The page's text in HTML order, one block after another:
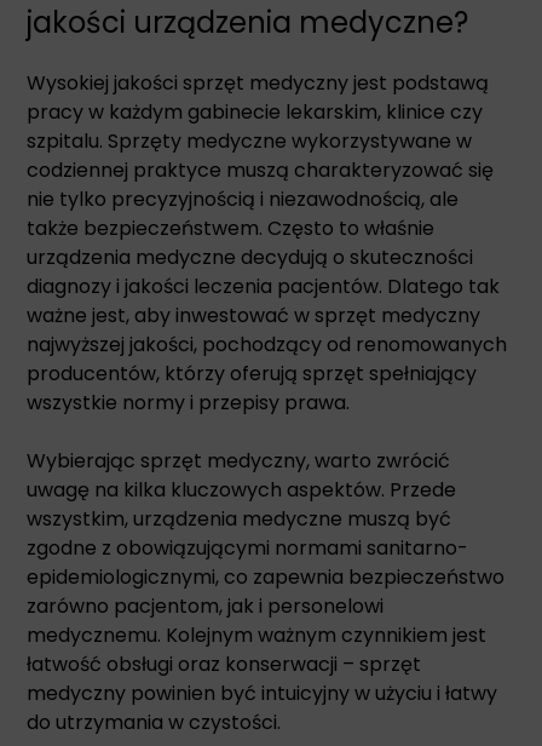
jakości urządzenia medyczne?
Wysokiej jakości sprzęt medyczny jest podstawą
pracy w każdym gabinecie lekarskim, klinice czy
szpitalu. Sprzęty medyczne wykorzystywane w
codziennej praktyce muszą charakteryzować się
nie tylko precyzyjnością i niezawodnością, ale
także bezpieczeństwem. Często to właśnie
urządzenia medyczne decydują o skuteczności
diagnozy i jakości leczenia pacjentów. Dlatego tak
ważne jest, aby inwestować w sprzęt medyczny
najwyższej jakości, pochodzący od renomowanych
producentów, którzy oferują sprzęt spełniający
wszystkie normy i przepisy prawa.
Wybierając sprzęt medyczny, warto zwrócić
uwagę na kilka kluczowych aspektów. Przede
wszystkim, urządzenia medyczne muszą być
zgodne z obowiązującymi normami sanitarno-
epidemiologicznymi, co zapewnia bezpieczeństwo
zarówno pacjentom, jak i personelowi
medycznemu. Kolejnym ważnym czynnikiem jest
łatwość obsługi oraz konserwacji – sprzęt
medyczny powinien być intuicyjny w użyciu i łatwy
do utrzymania w czystości.